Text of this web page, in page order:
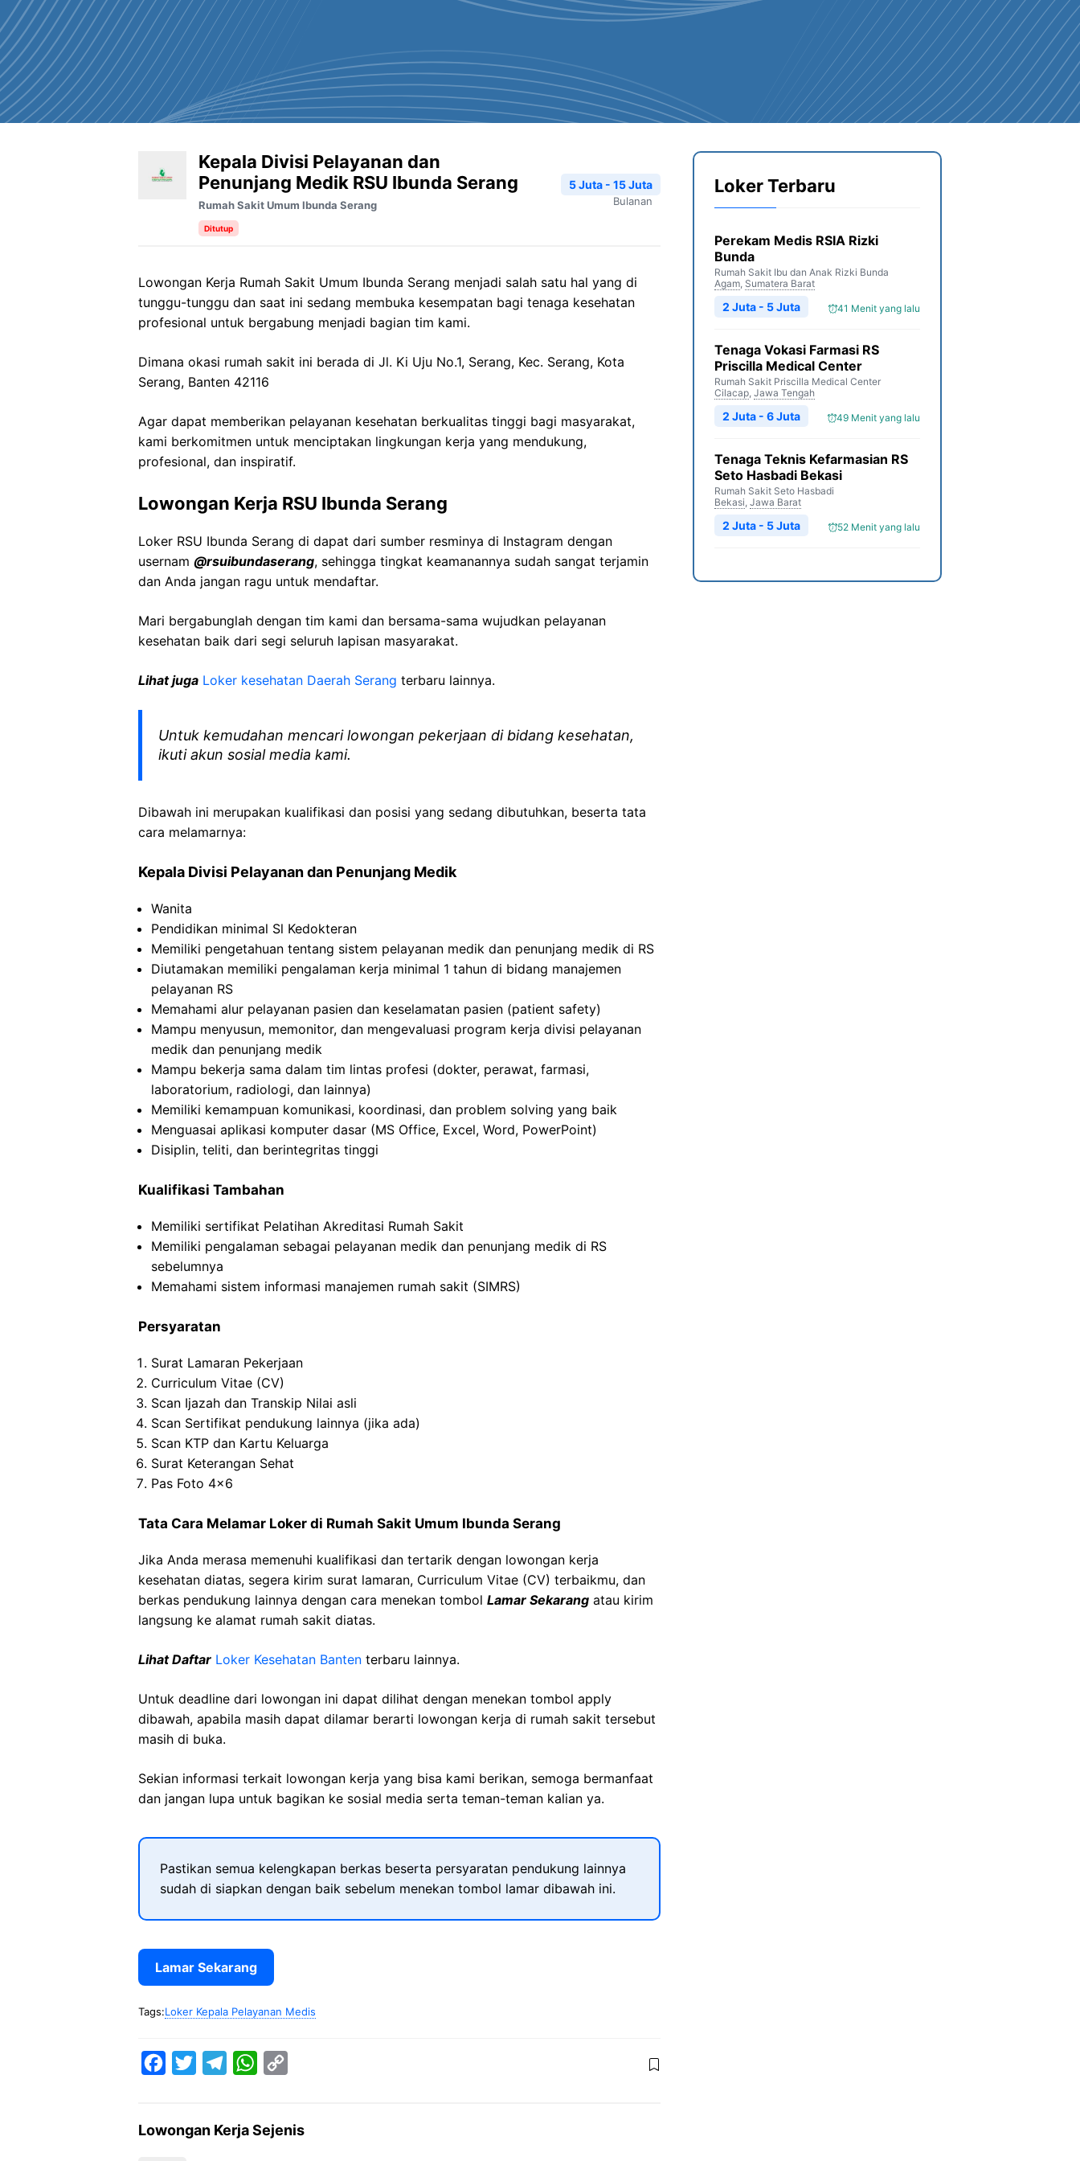
Kepala Divisi Pelayanan dan
Penunjang Medik RSU Ibunda Serang
Rumah Sakit Umum Ibunda Serang
Ditutup
5 Juta - 15 Juta
Bulanan
Lowongan Kerja Rumah Sakit Umum Ibunda Serang menjadi salah satu hal yang di
tunggu-tunggu dan saat ini sedang membuka kesempatan bagi tenaga kesehatan
profesional untuk bergabung menjadi bagian tim kami.
Dimana okasi rumah sakit ini berada di Jl. Ki Uju No.1, Serang, Kec. Serang, Kota
Serang, Banten 42116
Agar dapat memberikan pelayanan kesehatan berkualitas tinggi bagi masyarakat,
kami berkomitmen untuk menciptakan lingkungan kerja yang mendukung,
profesional, dan inspiratif.
Lowongan Kerja RSU Ibunda Serang
Loker RSU Ibunda Serang di dapat dari sumber resminya di Instagram dengan
usernam @rsuibundaserang, sehingga tingkat keamanannya sudah sangat terjamin
dan Anda jangan ragu untuk mendaftar.
Mari bergabunglah dengan tim kami dan bersama-sama wujudkan pelayanan
kesehatan baik dari segi seluruh lapisan masyarakat.
Lihat juga Loker kesehatan Daerah Serang terbaru lainnya.
Untuk kemudahan mencari lowongan pekerjaan di bidang kesehatan,
ikuti akun sosial media kami.
Dibawah ini merupakan kualifikasi dan posisi yang sedang dibutuhkan, beserta tata
cara melamarnya:
Kepala Divisi Pelayanan dan Penunjang Medik
Wanita
Pendidikan minimal Sl Kedokteran
Memiliki pengetahuan tentang sistem pelayanan medik dan penunjang medik di RS
Diutamakan memiliki pengalaman kerja minimal 1 tahun di bidang manajemen
pelayanan RS
Memahami alur pelayanan pasien dan keselamatan pasien (patient safety)
Mampu menyusun, memonitor, dan mengevaluasi program kerja divisi pelayanan
medik dan penunjang medik
Mampu bekerja sama dalam tim lintas profesi (dokter, perawat, farmasi,
laboratorium, radiologi, dan lainnya)
Memiliki kemampuan komunikasi, koordinasi, dan problem solving yang baik
Menguasai aplikasi komputer dasar (MS Office, Excel, Word, PowerPoint)
Disiplin, teliti, dan berintegritas tinggi
Kualifikasi Tambahan
Memiliki sertifikat Pelatihan Akreditasi Rumah Sakit
Memiliki pengalaman sebagai pelayanan medik dan penunjang medik di RS
sebelumnya
Memahami sistem informasi manajemen rumah sakit (SIMRS)
Persyaratan
Surat Lamaran Pekerjaan
Curriculum Vitae (CV)
Scan Ijazah dan Transkip Nilai asli
Scan Sertifikat pendukung lainnya (jika ada)
Scan KTP dan Kartu Keluarga
Surat Keterangan Sehat
Pas Foto 4×6
Tata Cara Melamar Loker di Rumah Sakit Umum Ibunda Serang
Jika Anda merasa memenuhi kualifikasi dan tertarik dengan lowongan kerja
kesehatan diatas, segera kirim surat lamaran, Curriculum Vitae (CV) terbaikmu, dan
berkas pendukung lainnya dengan cara menekan tombol Lamar Sekarang atau kirim
langsung ke alamat rumah sakit diatas.
Lihat Daftar Loker Kesehatan Banten terbaru lainnya.
Untuk deadline dari lowongan ini dapat dilihat dengan menekan tombol apply
dibawah, apabila masih dapat dilamar berarti lowongan kerja di rumah sakit tersebut
masih di buka.
Sekian informasi terkait lowongan kerja yang bisa kami berikan, semoga bermanfaat
dan jangan lupa untuk bagikan ke sosial media serta teman-teman kalian ya.
Pastikan semua kelengkapan berkas beserta persyaratan pendukung lainnya
sudah di siapkan dengan baik sebelum menekan tombol lamar dibawah ini.
Lamar Sekarang
Tags:Loker Kepala Pelayanan Medis
e
t
e
W
t
y
Lowongan Kerja Sejenis
Loker Terbaru
Perekam Medis RSIA Rizki
Bunda
Rumah Sakit Ibu dan Anak Rizki Bunda
Agam, Sumatera Barat
41 Menit yang lalu
2 Juta - 5 Juta
Tenaga Vokasi Farmasi RS
Priscilla Medical Center
Rumah Sakit Priscilla Medical Center
Cilacap, Jawa Tengah
49 Menit yang lalu
2 Juta - 6 Juta
Tenaga Teknis Kefarmasian RS
Seto Hasbadi Bekasi
Rumah Sakit Seto Hasbadi
Bekasi, Jawa Barat
52 Menit yang lalu
2 Juta - 5 Juta